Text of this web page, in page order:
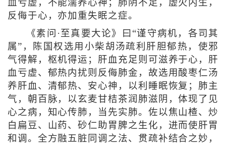
血亏虚，不能濡养心神；肺阴不足，虚火内生，
反侮于心，亦加重失眠之症。
《素问·至真要大论》曰“谨守病机，各司其
属”，陈国权选用小柴胡汤疏利肝胆郁热，使邪
气得解，枢机得运；肝血充足则可滋养于心，肝
血亏虚、郁热内扰则反侮肺金，故选用酸枣仁汤
养肝血、清郁热、安心神，以利睡眠恢复；肺主
气，朝百脉，以玄麦甘桔茶润肺滋阴，体现了见
心之病，知心传肺，当先实肺。佐以焦山楂、炒
白扁豆、山药、砂仁助胃脾之生化，进而使肝胃
和调。全方融五脏同调之法、贯疏补结合之妙，